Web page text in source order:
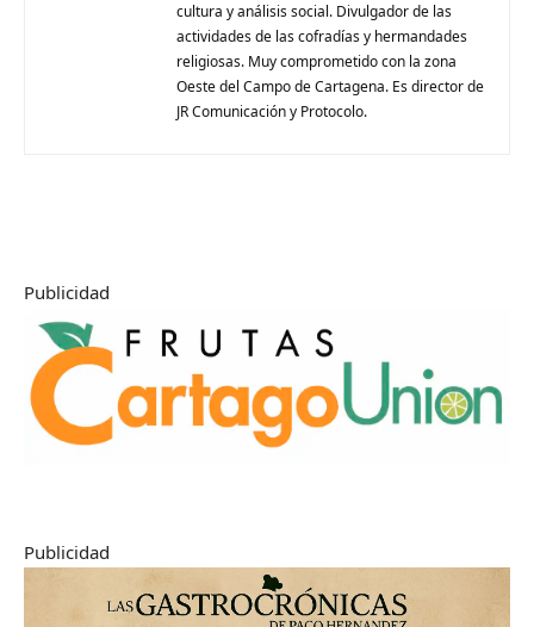
cultura y análisis social. Divulgador de las
actividades de las cofradías y hermandades
religiosas. Muy comprometido con la zona
Oeste del Campo de Cartagena. Es director de
JR Comunicación y Protocolo.
Publicidad
Publicidad